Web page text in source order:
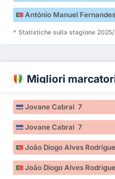
António Manuel
* Statistiche sulla stagione 2025/
Migliori
Jovane Cabral 7
Jovane Cabral 7
João Diogo Alves
João Diogo Alves